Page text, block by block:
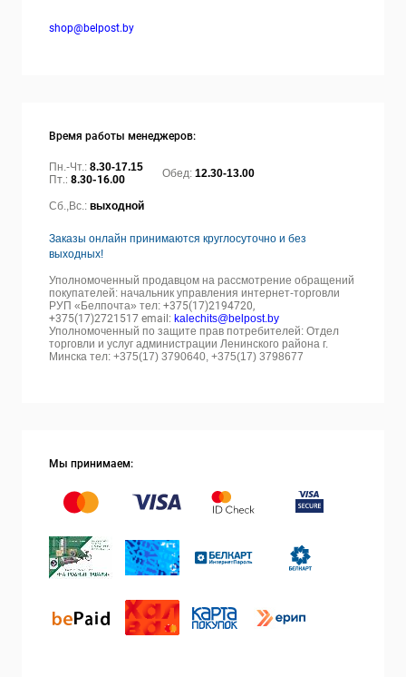
shop@belpost.by
Время работы менеджеров:
Пн.-Чт.: 8.30-17.15
Пт.: 8.30-16.00 Обед: 12.30-13.00
Сб.,Вс.: выходной
Заказы онлайн принимаются круглосуточно и без
выходных!
Уполномоченный продавцом на рассмотрение обращений
покупателей: начальник управления интернет-торговли
РУП «Белпочта» тел: +375(17)2194720,
+375(17)2721517 email: kalechits@belpost.by
Уполномоченный по защите прав потребителей: Отдел
торговли и услуг администрации Ленинского района г.
Минска тел: +375(17) 3790640, +375(17) 3798677
Мы принимаем: